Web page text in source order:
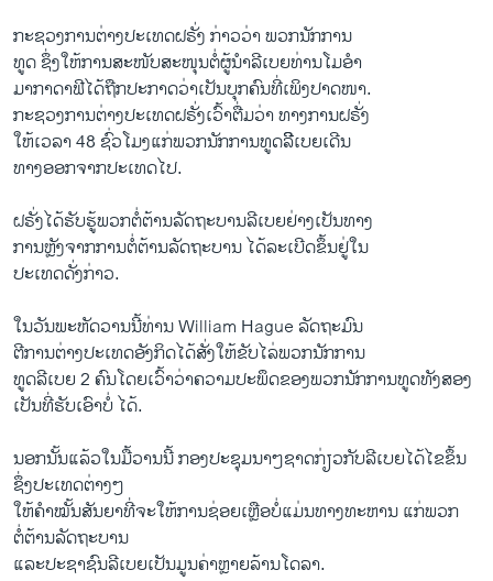
ພາສາຕ່າງໆ
ກະຊວງການຕ່າງປະເທດຝຣັ່ງ ກ່າວວ່າ ພວກນັກການ
ທູດ ຊຶ່ງໃຫ້ການສະໜັບສະໜຸນຕໍ່ຜູ້ນຳລີເບຍທ່ານໂມອຳ
ມາກາດາຟີໄດ້ຖືກປະກາດວ່າເປັນບຸກຄົນທີ່ເພິງປາດໜາ.
ກະຊວງການຕ່າງປະເທດຝຣັ່ງເວົ້າຕື່ມວ່າ ທາງການຝຣັ່ງ
ໃຫ້ເວລາ 48 ຊົ່ວໂມງແກ່ພວກນັກການທູດລີີເບຍເດີນ
ທາງອອກຈາກປະເທດໄປ.
ຝຣັ່ງໄດ້ຮັບຮູ້ພວກຕໍ່ຕ້ານລັດຖະບານລີເບຍຢ່າງເປັນທາງ
ການຫຼັງຈາກການຕໍ່ຕ້ານລັດຖະບານ ໄດ້ລະເບີດຂຶ້ນຢູ່ໃນ
ປະເທດດັ່ງກ່າວ.
ໃນວັນພະຫັດວານນີ້ທ່ານ William Hague ລັດຖະມົນ
ຕີການຕ່າງປະເທດອັງກິດໄດ້ສັ່ງໃຫ້ຂັບໄລ່ພວກນັກການ
ທູດລີເບຍ 2 ຄົນໂດຍເວົ້າວ່າຄວາມປະພຶດຂອງພວກນັກການທູດທັງສອງ
ເປັນທີ່ຮັບເອົາບໍ່ ໄດ້.
ນອກນັ້ນແລ້ວໃນມື້ວານນີ້ ກອງປະຊຸມນາໆຊາດກ່ຽວກັບລີເບຍໄດ້ໄຂຂຶ້ນ
ຊຶ່ງປະເທດຕ່າງໆ
ໃຫ້ຄຳໝັ້ນສັນຍາທີ່ຈະໃຫ້ການຊ່ອຍເຫຼືອບໍ່ແມ່ນທາງທະຫານ ແກ່ພວກ
ຕໍ່ຕ້ານລັດຖະບານ
ແລະປະຊາຊົນລີເບຍເປັນມູນຄ່າຫຼາຍລ້ານໂດລາ.